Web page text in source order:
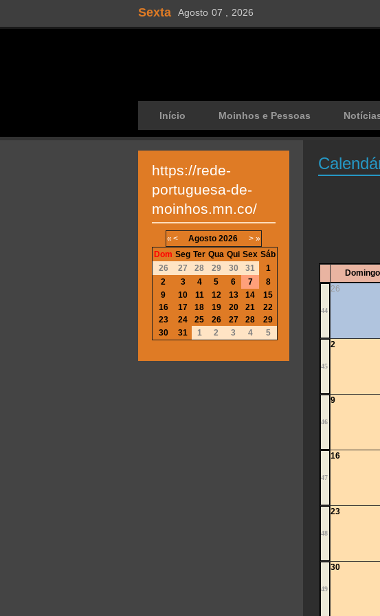
Sexta Agosto 07 , 2026
Início Moinhos e Pessoas
Domingo
44
26
45
2
46
9
47
16
48
23
49
30
https://rede-
portuguesa-de-
moinhos.mn.co/
« < Agosto 2026 > »
Dom Seg Ter Qua Qui Sex Sáb
26
27 28 29 30 31
1
2
3 4 5 6 7
8
9
10 11 12 13 14
15
16
17 18 19 20 21
22
23
24 25 26 27 28
29
30
31 1 2 3 4 5